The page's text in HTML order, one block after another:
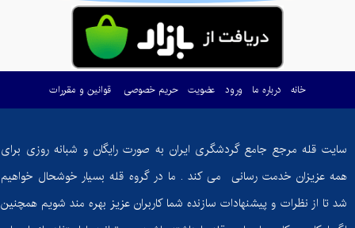
خانه درباره ما ورود عضویت حریم خصوصی قوانین و مقررات
سایت قله مرجع جامع گردشگری ایران به صورت رایگان و شبانه روزی برای
همه عزیزان خدمت رسانی می کند . ما در گروه قله بسیار خوشحال خواهیم
شد تا از نظرات و پیشنهادات سازنده شما کاربران عزیز بهره مند شویم همچنین